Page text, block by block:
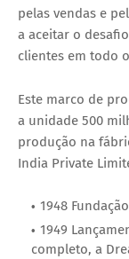
pelas vendas e
a aceitar o
clientes em todo
Este marco de
a unidade 500
produção na
India Private
1948
1949
completo, a